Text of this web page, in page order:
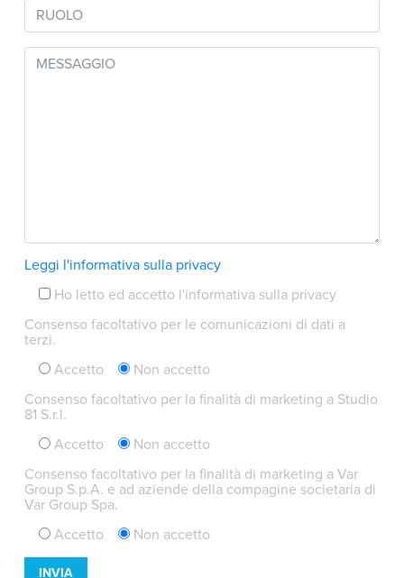
Leggi l'informativa sulla privacy
Ho letto ed accetto l'informativa sulla privacy
Consenso facoltativo per le comunicazioni di dati a
terzi.
Accetto
Non accetto
Consenso facoltativo per la finalità di marketing a Studio
81 S.r.l.
Accetto
Non accetto
Consenso facoltativo per la finalità di marketing a Var
Group S.p.A. e ad aziende della compagine societaria di
Var Group Spa.
Accetto
Non accetto